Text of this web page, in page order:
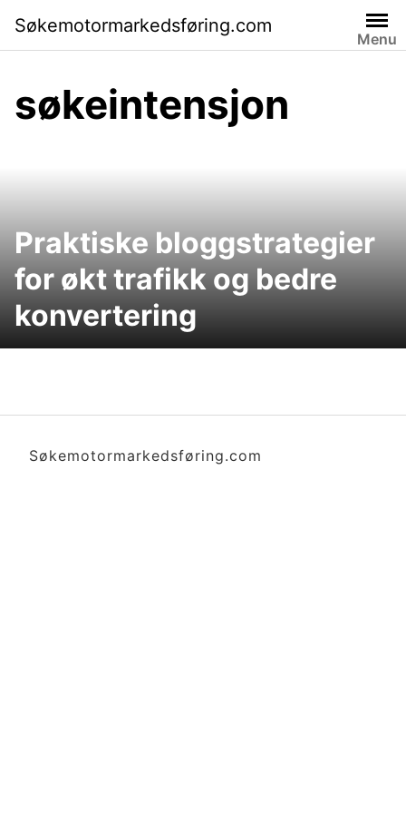
content
Søkemotormarkedsføring.com
Menu
søkeintensjon
Praktiske bloggstrategier
for økt trafikk og bedre
konvertering
Søkemotormarkedsføring.com